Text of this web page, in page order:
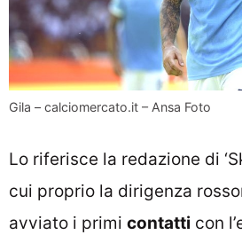
Gila – calciomercato.it – Ansa Foto
Lo riferisce la redazione di
cui proprio la dirigenza
avviato i primi contatti con